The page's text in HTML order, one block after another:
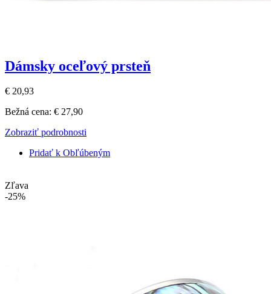
Dámsky oceľový prsteň
€ 20,93
Bežná cena: € 27,90
Zobraziť podrobnosti
Pridať k Obľúbeným
Zľava
-25%